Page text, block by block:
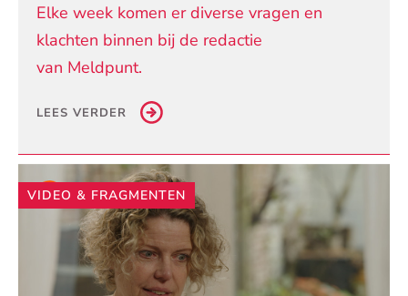
Elke week komen er diverse vragen en
klachten binnen bij de redactie
van Meldpunt.
LEES VERDER
VIDEO & FRAGMENTEN